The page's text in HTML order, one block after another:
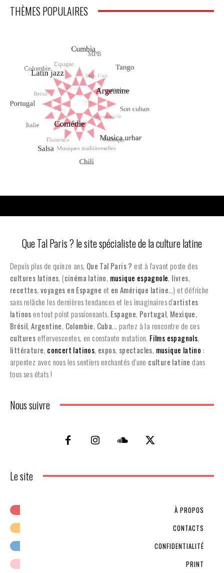
THÈMES POPULAIRES
Que Tal Paris ? le site spécialiste de la culture latine
Depuis plus de quinze ans, Que Tal Paris ? est à l'avant poste des
cultures latines, (cinéma latino, musique espagnole, livres,
recettes,voyages en Espagne et en Amérique latine…) et défriche
sans relâche les dernières tendances et les imaginaires d'artistes
latinos en tout point passionnants. Espagne, Portugal, Mexique,
Brésil,Argentine, Colombie, Cuba... partez à la rencontre de ces
cultures effervescentes, en constante mutation. Films espagnols,
littérature, concert latinos, expos, spectacles, musique latino :
arpentez avec nous les sentiers enchantés d’une culture latine dans
tous ses états !
Nous suivre
Le site
À PROPOS
CONTACTS
CONFIDENTIALITÉ
PRINT